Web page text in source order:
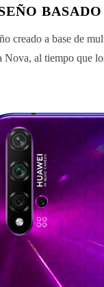
creado a base de
al tiempo que